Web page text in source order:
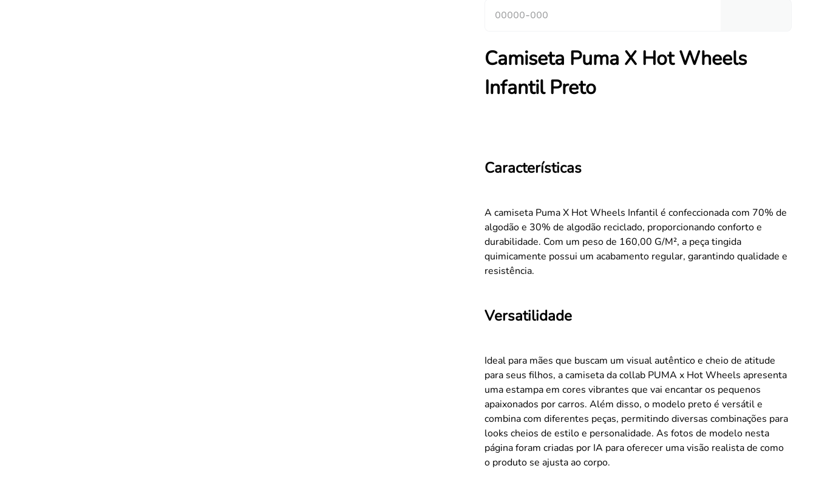
Camiseta Puma X Hot Wheels
Infantil Preto
Características
A camiseta Puma X Hot Wheels Infantil é confeccionada com 70% de
algodão e 30% de algodão reciclado, proporcionando conforto e
durabilidade. Com um peso de 160,00 G/M², a peça tingida
quimicamente possui um acabamento regular, garantindo qualidade e
resistência.
Versatilidade
Ideal para mães que buscam um visual autêntico e cheio de atitude
para seus filhos, a camiseta da collab PUMA x Hot Wheels apresenta
uma estampa em cores vibrantes que vai encantar os pequenos
apaixonados por carros. Além disso, o modelo preto é versátil e
combina com diferentes peças, permitindo diversas combinações para
looks cheios de estilo e personalidade. As fotos de modelo nesta
página foram criadas por IA para oferecer uma visão realista de como
o produto se ajusta ao corpo.